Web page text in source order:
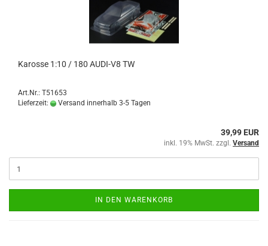
Karosse 1:10 / 180 AUDI-V8 TW
Art.Nr.: T51653
Lieferzeit:
Versand innerhalb 3-5 Tagen
39,99 EUR
inkl. 19% MwSt. zzgl. Versand
IN DEN WARENKORB